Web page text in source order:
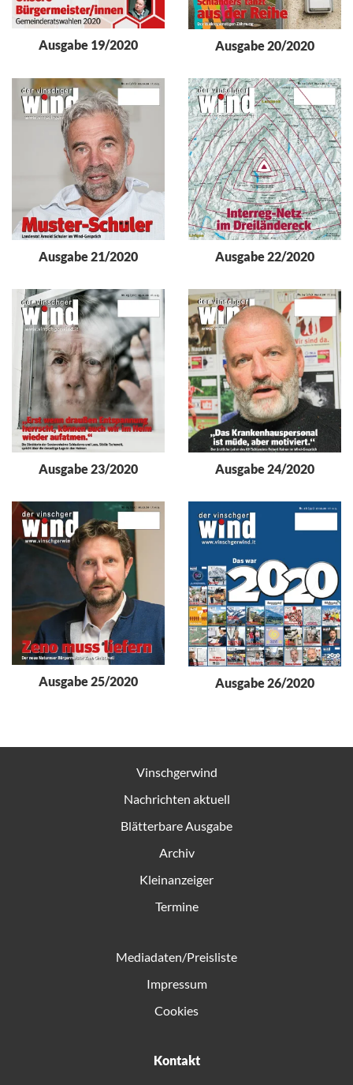
Ausgabe 19/2020 Ausgabe 20/2020
Ausgabe 21/2020 Ausgabe 22/2020
Ausgabe 23/2020 Ausgabe 24/2020
Ausgabe 25/2020 Ausgabe 26/2020
Vinschgerwind
Nachrichten aktuell
Blätterbare Ausgabe
Archiv
Kleinanzeiger
Termine
Mediadaten/Preisliste
Impressum
Cookies
Kontakt